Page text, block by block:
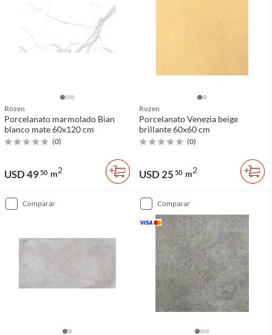
Rozen
Porcelanato marmolado Bian
blanco mate 60x120 cm
(0)
USD 4950 m2
Rozen
Porcelanato Venezia beige
brillante 60x60 cm
(0)
USD 25 50 m2
comparar comparar